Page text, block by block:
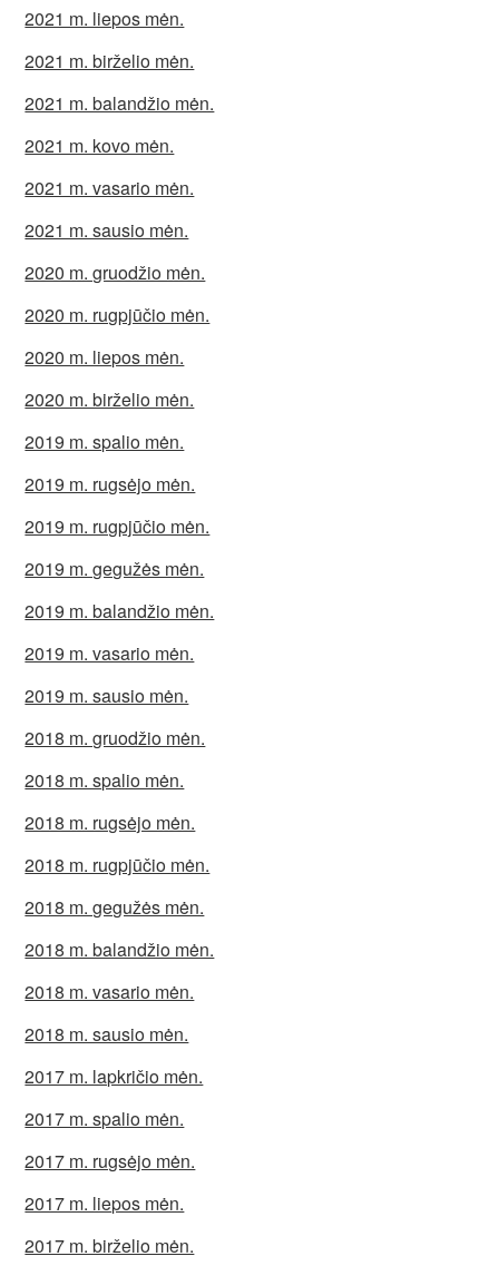
2021 m. liepos mėn.
2021 m. birželio mėn.
2021 m. balandžio mėn.
2021 m. kovo mėn.
2021 m. vasario mėn.
2021 m. sausio mėn.
2020 m. gruodžio mėn.
2020 m. rugpjūčio mėn.
2020 m. liepos mėn.
2020 m. birželio mėn.
2019 m. spalio mėn.
2019 m. rugsėjo mėn.
2019 m. rugpjūčio mėn.
2019 m. gegužės mėn.
2019 m. balandžio mėn.
2019 m. vasario mėn.
2019 m. sausio mėn.
2018 m. gruodžio mėn.
2018 m. spalio mėn.
2018 m. rugsėjo mėn.
2018 m. rugpjūčio mėn.
2018 m. gegužės mėn.
2018 m. balandžio mėn.
2018 m. vasario mėn.
2018 m. sausio mėn.
2017 m. lapkričio mėn.
2017 m. spalio mėn.
2017 m. rugsėjo mėn.
2017 m. liepos mėn.
2017 m. birželio mėn.